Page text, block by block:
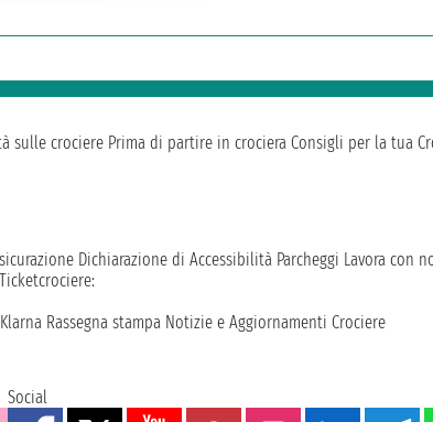
sulle crociere Prima di partire in crociera Consigli per la tua
Dichiarazione di Accessibilità Parcheggi Lavora con
Ticketcrociere:
Klarna Rassegna stampa Notizie e Aggiornamenti Crociere
Social